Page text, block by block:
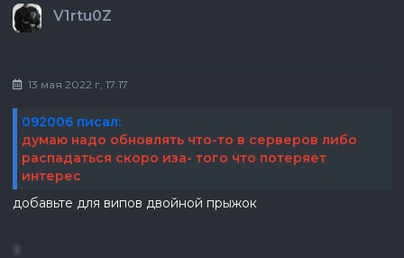
V1rtu0Z
13 мая 2022 г, 17:17
092006 писал:
думаю надо обновлять что-то в серверов либо
распадаться скоро иза- того что потеряет
интерес
добавьте для випов двойной прыжок